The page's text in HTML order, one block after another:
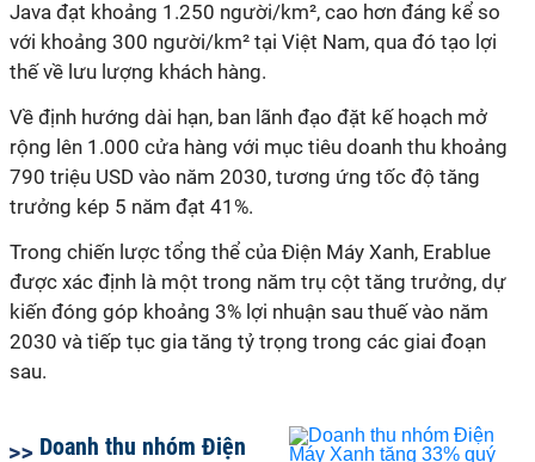
Java đạt khoảng 1.250 người/km², cao hơn đáng kể so
với khoảng 300 người/km² tại Việt Nam, qua đó tạo lợi
thế về lưu lượng khách hàng.
Về định hướng dài hạn, ban lãnh đạo đặt kế hoạch mở
rộng lên 1.000 cửa hàng với mục tiêu doanh thu khoảng
790 triệu USD vào năm 2030, tương ứng tốc độ tăng
trưởng kép 5 năm đạt 41%.
Trong chiến lược tổng thể của Điện Máy Xanh, Erablue
được xác định là một trong năm trụ cột tăng trưởng, dự
kiến đóng góp khoảng 3% lợi nhuận sau thuế vào năm
2030 và tiếp tục gia tăng tỷ trọng trong các giai đoạn
sau.
Doanh thu nhóm Điện